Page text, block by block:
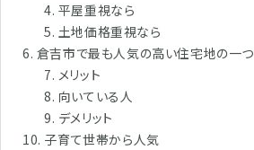
平屋重視なら
土地価格重視なら
倉吉市で最も人気の高い住宅地の一つ
メリット
向いている人
デメリット
子育て世帯から人気